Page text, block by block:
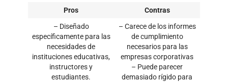
Pros
Contras
– Diseñado
específicamente para las
necesidades de
instituciones educativas,
instructores y
estudiantes.
– Carece de los informes
de cumplimiento
necesarios para las
empresas corporativas
– Puede parecer
demasiado rígido para